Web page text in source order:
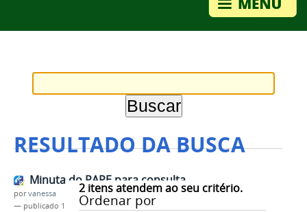
RESULTADO DA BUSCA
2itens atendem ao seu critério.
Ordenar por
Minuta do PAPE para consulta
porvanessa
— publicado 10/03/2017 —última modificação